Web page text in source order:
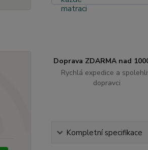
Doprava ZDARMA nad
Rychlá expedice a
dopravci
Kompletní specifikace